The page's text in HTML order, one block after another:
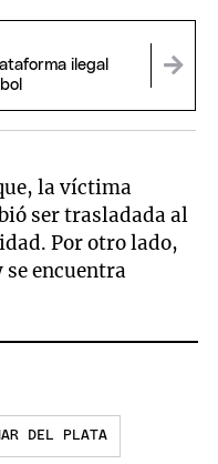
ilegal
la víctima
ser trasladada al
Por otro lado,
se encuentra
DEL PLATA